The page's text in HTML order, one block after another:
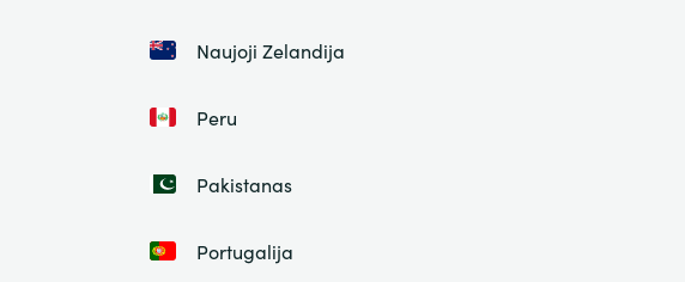
Naujoji Zelandija
Peru
Pakistanas
Portugalija